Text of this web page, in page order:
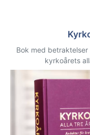
Bok med
kyrkoårets